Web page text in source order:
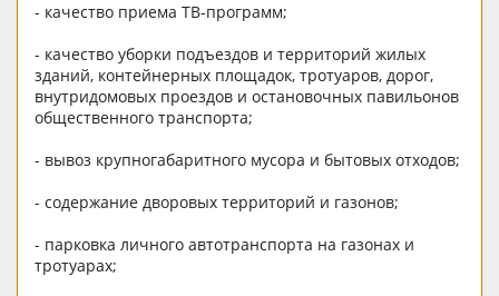
- качество приема ТВ-программ;
- качество уборки подъездов и территорий жилых
зданий, контейнерных площадок, тротуаров, дорог,
внутридомовых проездов и остановочных павильонов
общественного транспорта;
- вывоз крупногабаритного мусора и бытовых отходов;
- содержание дворовых территорий и газонов;
- парковка личного автотранспорта на газонах и
тротуарах;